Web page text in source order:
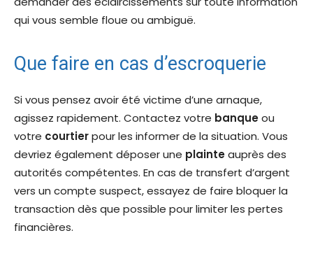
qui vous semble floue ou ambiguë.
Que faire en cas d’escroquerie
Si vous pensez avoir été victime d’une arnaque,
agissez rapidement. Contactez votre banqueou
votre courtierpour les informer de la situation. Vous
devriez également déposer une plainteauprès des
autorités compétentes. En cas de transfert d’argent
vers un compte suspect, essayez de faire bloquer la
transaction dès que possible pour limiter les pertes
financières.